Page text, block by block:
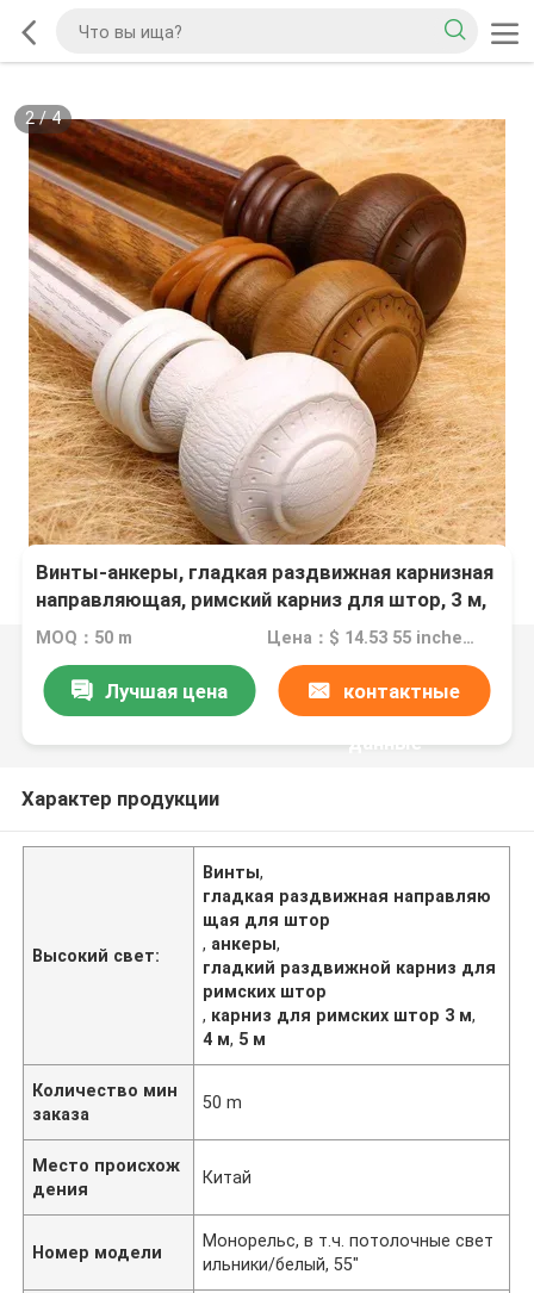
2/4
Винты-анкеры, гладкая раздвижная карнизная
направляющая, римский карниз для штор, 3 м,
4 м, 5 м
MOQ：50 m Цена：$ 14.53 55 inches.
Лучшая цена контактные
данные
Характер продукции
Высокий свет:
Винты,
гладкая раздвижная направляю
щая для штор
, анкеры,
гладкий раздвижной карниз для
римских штор
, карниз для римских штор 3 м,
4 м, 5 м
Количество мин
заказа
50 m
Место происхож
дения
Китай
Номер модели
Монорельс, в т.ч. потолочные свет
ильники/белый, 55"